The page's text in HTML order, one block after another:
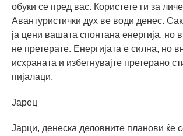
обуки се пред вас. Користете ги за
Авантуристички дух ве води денес.
ја цени вашата спонтана енергија, но
не претерате. Енергијата е силна, но
исхраната и избегнувајте претерано
пијалаци.
Јарец
Јарци, денеска деловните планови ќе